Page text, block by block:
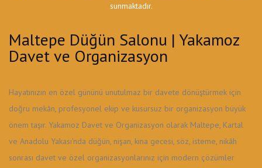
sunmaktadır.
Maltepe Düğün Salonu | Yakamoz
Davet ve Organizasyon
Hayatınızın en özel gününü unutulmaz bir davete dönüştürmek için
doğru mekân, profesyonel ekip ve kusursuz bir organizasyon büyük
önem taşır. Yakamoz Davet ve Organizasyon olarak Maltepe, Kartal
ve Anadolu Yakası'nda düğün, nişan, kına gecesi, söz, isteme, nikâh
sonrası davet ve özel organizasyonlarınız için modern çözümler